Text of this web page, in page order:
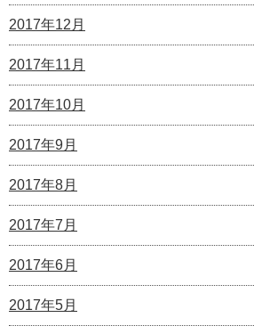
2017年12月
2017年11月
2017年10月
2017年9月
2017年8月
2017年7月
2017年6月
2017年5月